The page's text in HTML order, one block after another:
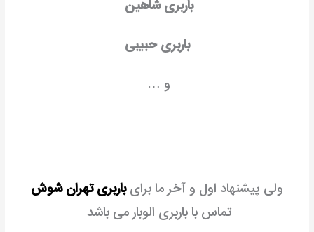
باربری شاهین
باربری حبیبی
و …
ولی پیشنهاد اول و آخر ما برایباربری تهران شوش
تماس با باربری الوبار می باشد